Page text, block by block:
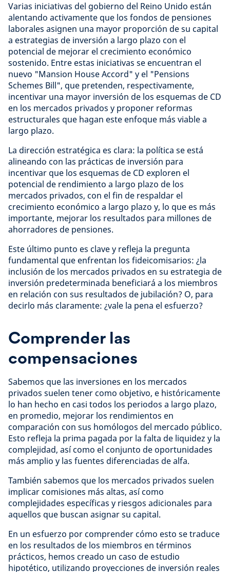
Varias iniciativas del gobierno del Reino Unido están
alentando activamente que los fondos de pensiones
laborales asignen una mayor proporción de su capital
a estrategias de inversión a largo plazo con el
potencial de mejorar el crecimiento económico
sostenido. Entre estas iniciativas se encuentran el
nuevo "Mansion House Accord" y el "Pensions
Schemes Bill", que pretenden, respectivamente,
incentivar una mayor inversión de los esquemas de CD
en los mercados privados y proponer reformas
estructurales que hagan este enfoque más viable a
largo plazo.
La dirección estratégica es clara: la política se está
alineando con las prácticas de inversión para
incentivar que los esquemas de CD exploren el
potencial de rendimiento a largo plazo de los
mercados privados, con el fin de respaldar el
crecimiento económico a largo plazo y, lo que es más
importante, mejorar los resultados para millones de
ahorradores de pensiones.
Este último punto es clave y refleja la pregunta
fundamental que enfrentan los fideicomisarios: ¿la
inclusión de los mercados privados en su estrategia de
inversión predeterminada beneficiará a los miembros
en relación con sus resultados de jubilación? O, para
decirlo más claramente: ¿vale la pena el esfuerzo?
Comprender las
compensaciones
Sabemos que las inversiones en los mercados
privados suelen tener como objetivo, e históricamente
lo han hecho en casi todos los periodos a largo plazo,
en promedio, mejorar los rendimientos en
comparación con sus homólogos del mercado público.
Esto refleja la prima pagada por la falta de liquidez y la
complejidad, así como el conjunto de oportunidades
más amplio y las fuentes diferenciadas de alfa.
También sabemos que los mercados privados suelen
implicar comisiones más altas, así como
complejidades específicas y riesgos adicionales para
aquellos que buscan asignar su capital.
En un esfuerzo por comprender cómo esto se traduce
en los resultados de los miembros en términos
prácticos, hemos creado un caso de estudio
hipotético, utilizando proyecciones de inversión reales